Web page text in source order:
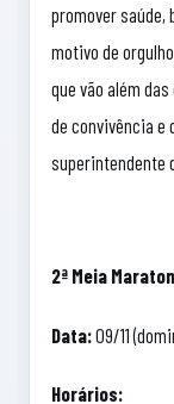
promover saúde,
motivo de
que vão além
de convivência e
superintendente
2ª Meia
Data:09/11
Horários: